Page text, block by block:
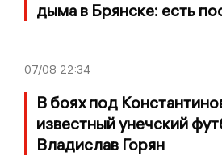
дыма в Брянске: есть
07/08 22:34
В боях под
известный унечский
Владислав Горян